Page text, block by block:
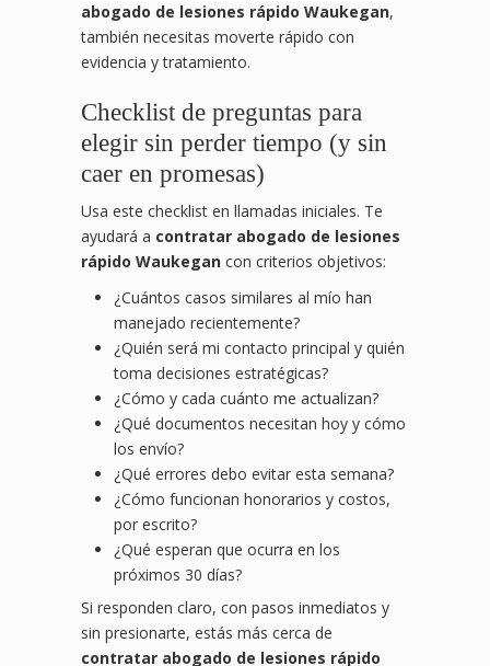
abogado de lesiones rápido Waukegan,
también necesitas moverte rápido con
evidencia y tratamiento.
Checklist de preguntas para
elegir sin perder tiempo (y sin
caer en promesas)
Usa este checklist en llamadas iniciales. Te
ayudará a contratar abogado de lesiones
rápido Waukegan con criterios objetivos:
¿Cuántos casos similares al mío han
manejado recientemente?
¿Quién será mi contacto principal y quién
toma decisiones estratégicas?
¿Cómo y cada cuánto me actualizan?
¿Qué documentos necesitan hoy y cómo
los envío?
¿Qué errores debo evitar esta semana?
¿Cómo funcionan honorarios y costos,
por escrito?
¿Qué esperan que ocurra en los
próximos 30 días?
Si responden claro, con pasos inmediatos y
sin presionarte, estás más cerca de
contratar abogado de lesiones rápido